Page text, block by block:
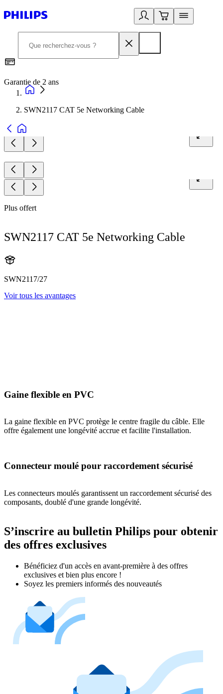
Garantie de 2 ans
SWN2117 CAT 5e Networking Cable
Plus offert
SWN2117 CAT 5e Networking Cable
SWN2117/27
Voir tous les avantages
Gaine flexible en PVC
La gaine flexible en PVC protège le centre fragile du câble. Elle
offre également une longévité accrue et facilite l'installation.
Connecteur moulé pour raccordement sécurisé
Les connecteurs moulés garantissent un raccordement sécurisé des
composants, doublé d'une grande longévité.
S’inscrire au bulletin Philips pour obtenir
des offres exclusives
Bénéficiez d'un accès en avant-première à des offres
exclusives et bien plus encore !
Soyez les premiers informés des nouveautés